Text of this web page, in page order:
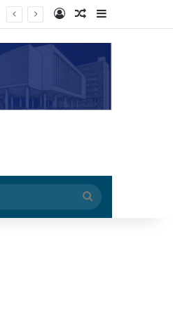
Log InRandom Article
Sidebar
Buscar
por